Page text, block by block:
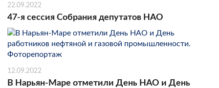
22.09.2022
47-я сессия Собрания депутатов НАО
12.09.2022
В Нарьян-Маре отметили День НАО и День